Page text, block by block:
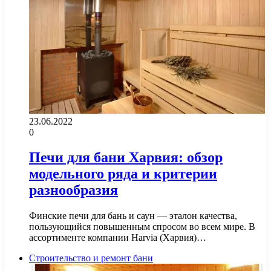
23.06.2022
0
Печи для бани Харвия: обзор
модельного ряда и критерии
разнообразия
Финские печи для бань и саун — эталон качества,
пользующийся повышенным спросом во всем мире. В
ассортименте компании Harvia (Харвия)…
Строительство и ремонт бани